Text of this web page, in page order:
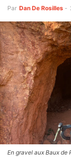
Par Dan De Rosilles -
En gravel aux Baux